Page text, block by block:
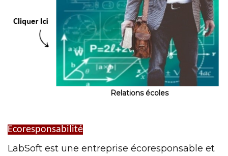
Relations écoles
Ecoresponsabilité
LabSoft est une entreprise écoresponsable et